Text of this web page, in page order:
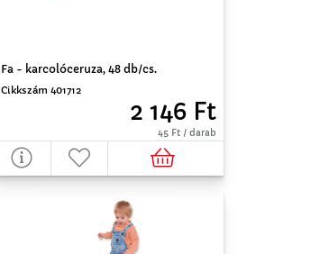
Fa - karcolóceruza, 48 db/cs.
Cikkszám 401712
2 146 Ft
45 Ft / darab